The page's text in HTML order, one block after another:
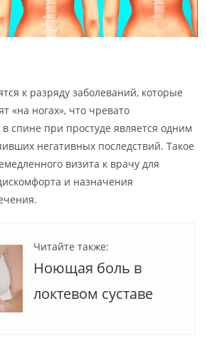
к разряду заболеваний, которые
«на ногах», что чревато
спине при простуде является одним
негативных последствий. Такое
визита к врачу для
и назначения
Читайте также:
Ноющая боль в
локтевом суставе